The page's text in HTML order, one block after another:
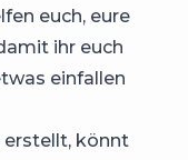
euch, eure
ihr euch
einfallen
erstellt, könnt